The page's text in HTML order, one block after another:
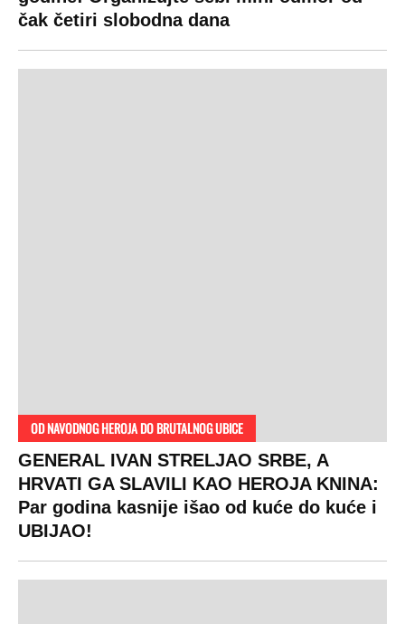
čak četiri slobodna dana
OD NAVODNOG HEROJA DO BRUTALNOG UBICE
GENERAL IVAN STRELJAO SRBE, A
HRVATI GA SLAVILI KAO HEROJA KNINA:
Par godina kasnije išao od kuće do kuće i
UBIJAO!